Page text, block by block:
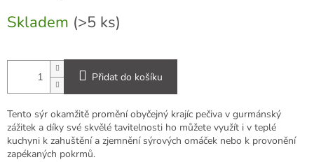
Skladem (>5 ks)
Přidat do košíku
Tento sýr okamžitě promění obyčejný krajíc pečiva v gurmánský
zážitek a díky své skvělé tavitelnosti ho můžete využít i v teplé
kuchyni k zahuštění a zjemnění sýrových omáček nebo k provonění
zapékaných pokrmů.